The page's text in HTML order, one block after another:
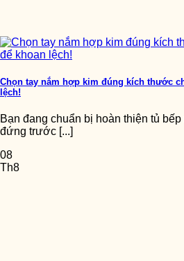
Chọn tay nắm hợp kim đúng kích thước
lệch!
Bạn đang chuẩn bị hoàn thiện tủ
đứng trước [...]
08
Th8